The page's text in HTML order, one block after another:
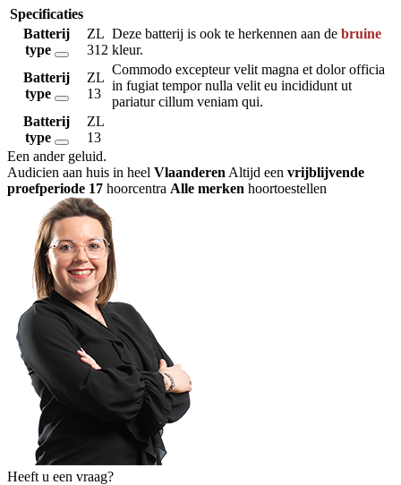
Specificaties
Batterij
type
ZL
312
Deze batterij is ook te herkennen aan de bruine
kleur.
Batterij
type
ZL
13
Commodo excepteur velit magna et dolor officia
in fugiat tempor nulla velit eu incididunt ut
pariatur cillum veniam qui.
Batterij
type
ZL
13
Een ander geluid.
Audicien aan huis in heel Vlaanderen Altijd een vrijblijvende
proefperiode 17 hoorcentra Alle merken hoortoestellen
Heeft u een vraag?